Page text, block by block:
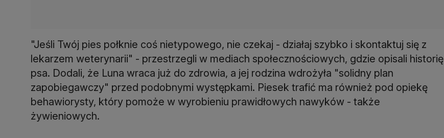
"Jeśli Twój pies połknie coś nietypowego, nie czekaj - działaj szybko i skontaktuj się z
lekarzem weterynarii" - przestrzegli w mediach społecznościowych, gdzie opisali historię
psa. Dodali, że Luna wraca już do zdrowia, a jej rodzina wdrożyła "solidny plan
zapobiegawczy" przed podobnymi występkami. Piesek trafić ma również pod opiekę
behawiorysty, który pomoże w wyrobieniu prawidłowych nawyków - także
żywieniowych.